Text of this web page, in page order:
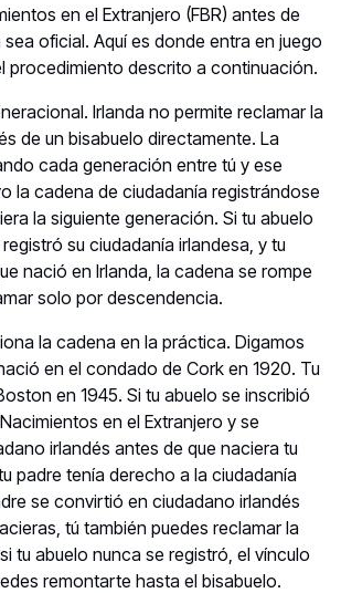
en el Extranjero (FBR) antes de
oficial. Aquí es donde entra en juego
procedimiento descrito a continuación.
Irlanda no permite reclamar la
de un bisabuelo directamente. La
cada generación entre tú y ese
la cadena de ciudadanía registrándose
la siguiente generación. Si tu abuelo
su ciudadanía irlandesa, y tu
nació en Irlanda, la cadena se rompe
solo por descendencia.
la cadena en la práctica. Digamos
en el condado de Cork en 1920. Tu
en 1945. Si tu abuelo se inscribió
en el Extranjero y se
irlandés antes de que naciera tu
padre tenía derecho a la ciudadanía
se convirtió en ciudadano irlandés
tú también puedes reclamar la
tu abuelo nunca se registró, el vínculo
remontarte hasta el bisabuelo.